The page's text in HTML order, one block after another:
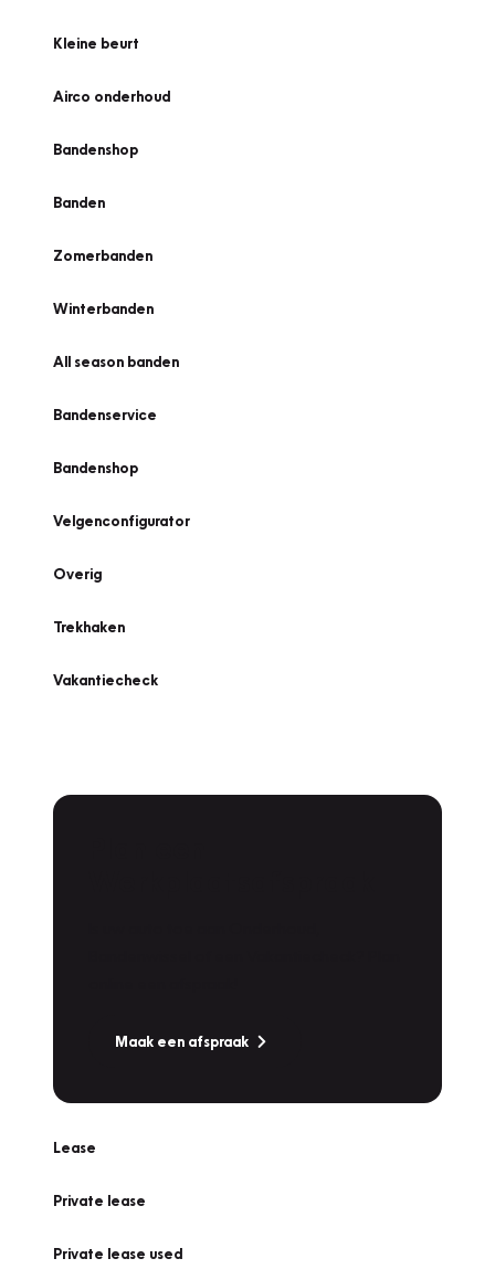
Kleine beurt
Airco onderhoud
Bandenshop
Banden
Zomerbanden
Winterbanden
All season banden
Bandenservice
Bandenshop
Velgenconfigurator
Overig
Trekhaken
Vakantiecheck
Maak een afspraak
Lease
Private lease
Private lease used